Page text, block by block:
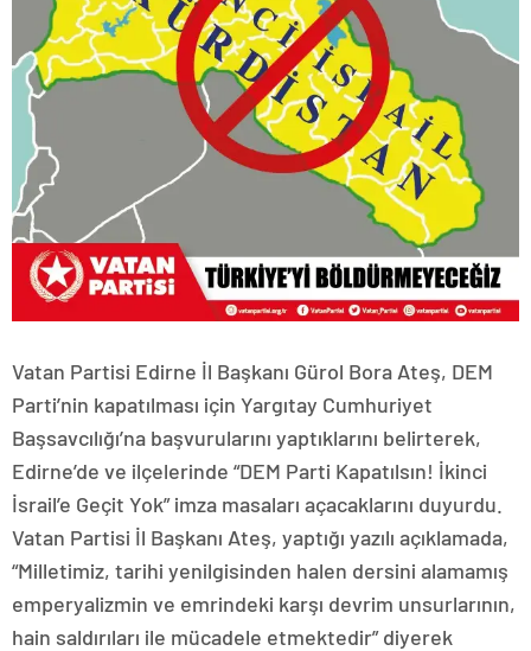
Vatan Partisi Edirne İl Başkanı Gürol Bora Ateş, DEM
Parti’nin kapatılması için Yargıtay Cumhuriyet
Başsavcılığı’na başvurularını yaptıklarını belirterek,
Edirne’de ve ilçelerinde “DEM Parti Kapatılsın! İkinci
İsrail’e Geçit Yok” imza masaları açacaklarını duyurdu.
Vatan Partisi İl Başkanı Ateş, yaptığı yazılı açıklamada,
“Milletimiz, tarihi yenilgisinden halen dersini alamamış
emperyalizmin ve emrindeki karşı devrim unsurlarının,
hain saldırıları ile mücadele etmektedir” diyerek